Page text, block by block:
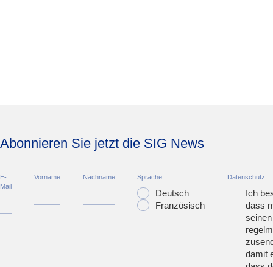
Abonnieren Sie jetzt die SIG News
E-
Mail
Vorname Nachname Sprache
Deutsch
Französisch
Datenschutz
Ich
dass
damit